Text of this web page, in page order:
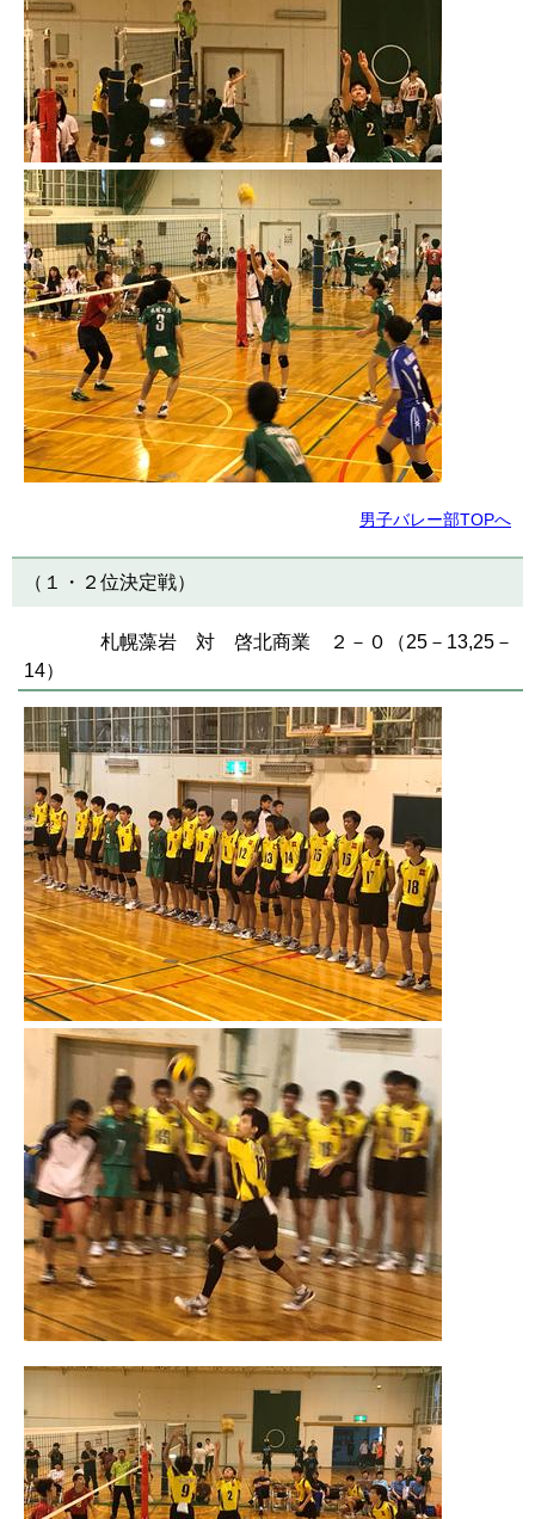
男子バレー部TOPへ
（１・２位決定戦）
札幌藻岩 対 啓北商業 ２－０（25－13,25－
14）